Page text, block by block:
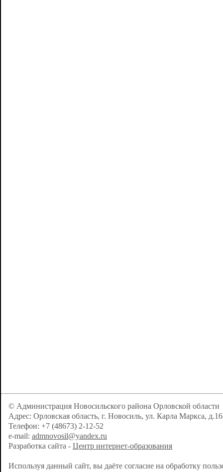
© Администрация Новосильского района Орловской области
Адрес: Орловская область, г. Новосиль, ул. Карла Маркса, д.16
Телефон: +7 (48673) 2-12-52
e-mail: admnovosil@yandex.ru
Разработка сайта - Центр интернет-образования
Используя данный сайт, вы даёте согласие на обработку